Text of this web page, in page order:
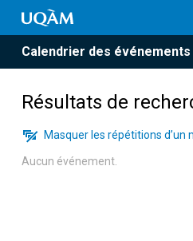
Calendrier des événements
Résultats de
Masquer les répétitions
Aucun événement.